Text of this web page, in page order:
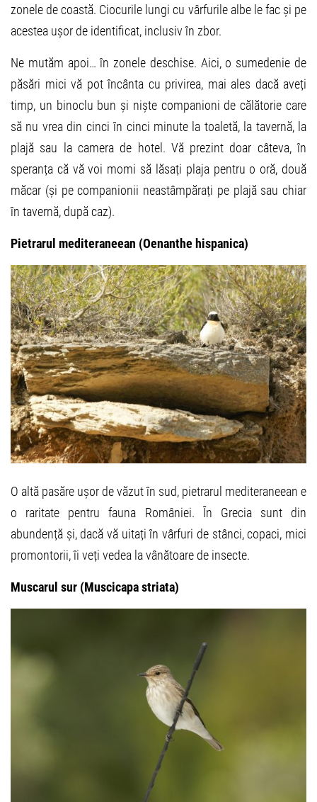
zonele de coastă. Ciocurile lungi cu vârfurile albe le fac și pe
acestea ușor de identificat, inclusiv în zbor.
Ne mutăm apoi… în zonele deschise. Aici, o sumedenie de
păsări mici vă pot încânta cu privirea, mai ales dacă aveți
timp, un binoclu bun și niște companioni de călătorie care
să nu vrea din cinci în cinci minute la toaletă, la tavernă, la
plajă sau la camera de hotel. Vă prezint doar câteva, în
speranța că vă voi momi să lăsați plaja pentru o oră, două
măcar (și pe companionii neastâmpărați pe plajă sau chiar
în tavernă, după caz).
Pietrarul mediteraneean (Oenanthe hispanica)
O altă pasăre ușor de văzut în sud, pietrarul mediteraneean e
o raritate pentru fauna României. În Grecia sunt din
abundență și, dacă vă uitați în vârfuri de stânci, copaci, mici
promontorii, îi veți vedea la vânătoare de insecte.
Muscarul sur (Muscicapa striata)